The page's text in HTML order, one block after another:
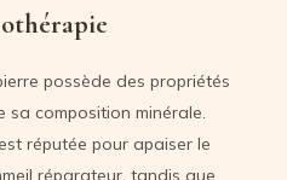
possède des propriétés
sa composition minérale.
réputée pour apaiser le
réparateur, tandis que